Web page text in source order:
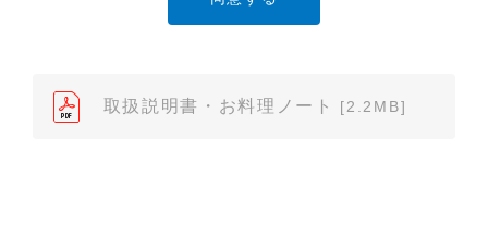
（2）本サイトでは、データ提供が可能な取扱説明書
売店、また弊社「お客様ご相談センター」まで、ご
依頼いただきますようお願いします（※）。ただ
取扱説明書・お料理ノート [2.2MB]